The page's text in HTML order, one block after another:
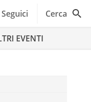
Seguici Cerca
EVENTI